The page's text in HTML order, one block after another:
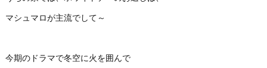
マシュマロが主流でして～
今期のドラマで冬空に火を囲んで